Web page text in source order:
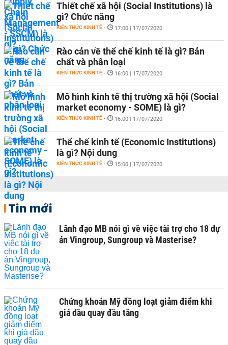
Thiết chế xã hội (Social Institutions) là
gì? Chức năng
KIẾN THỨC KINH TẾ - 17:00 | 17/07/2020
Rào cản về thể chế kinh tế là gì? Bản
chất và phân loại
KIẾN THỨC KINH TẾ - 16:00 | 17/07/2020
Mô hình kinh tế thị trường xã hội (Social
market economy - SOME) là gì?
KIẾN THỨC KINH TẾ - 16:00 | 17/07/2020
Thể chế kinh tế (Economic Institutions)
là gì? Nội dung
KIẾN THỨC KINH TẾ - 15:00 | 17/07/2020
Tin mới
Lãnh đạo MB nói gì về việc tài trợ cho 18 dự
án Vingroup, Sungroup và Masterise?
Chứng khoán Mỹ đồng loạt giảm điểm khi
giá dầu quay đầu tăng